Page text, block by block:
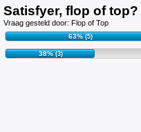
Satisfyer, flop of top?
Vraag gesteld door: Flop of Top
63%(5)
38%(3)